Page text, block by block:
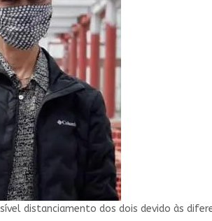
distanciamento dos dois devido às